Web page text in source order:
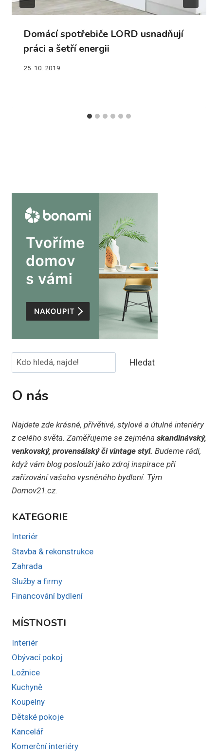
Domácí spotřebiče LORD usnadňují
práci a šetří energii
25. 10. 2019
Hledat Hledat
O nás
Najdete zde krásné, přívětivé, stylové a útulné interiéry
z celého světa. Zaměřujeme se zejména skandinávský,
venkovský, provensálský či vintage styl. Budeme rádi,
když vám blog poslouží jako zdroj inspirace při
zařízování vašeho vysněného bydlení. Tým
Domov21.cz.
KATEGORIE
Interiér
Stavba & rekonstrukce
Zahrada
Služby a firmy
Financování bydlení
MÍSTNOSTI
Interiér
Obývací pokoj
Ložnice
Kuchyně
Koupelny
Dětské pokoje
Kancelář
Komerční interiéry